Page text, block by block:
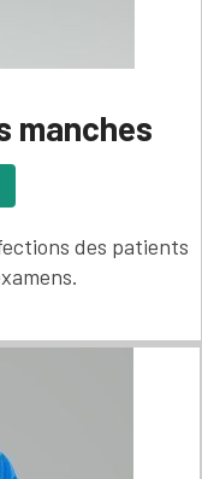
manches
des patients